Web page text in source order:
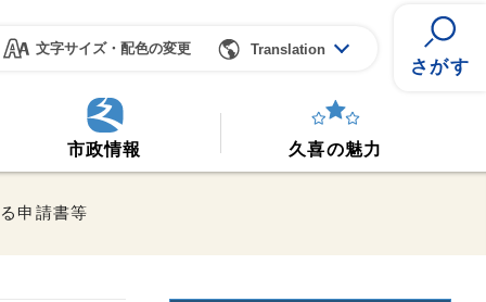
文字サイズ・配色の変更 Translation
さがす
市政情報 久喜の魅力
申請書等